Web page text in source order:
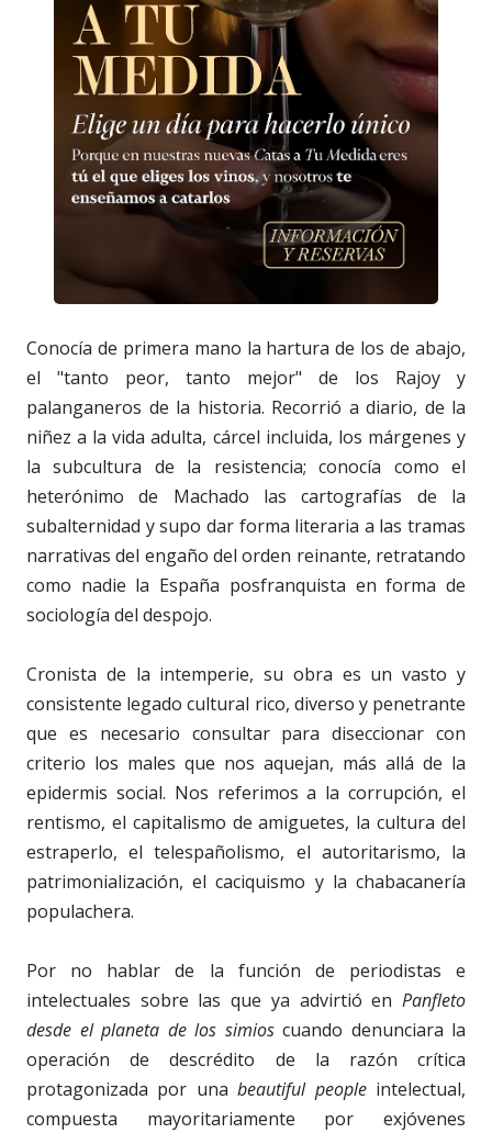
Conocía de primera mano la hartura de los de abajo,
el "tanto peor, tanto mejor" de los Rajoy y
palanganeros de la historia. Recorrió a diario, de la
niñez a la vida adulta, cárcel incluida, los márgenes y
la subcultura de la resistencia; conocía como el
heterónimo de Machado las cartografías de la
subalternidad y supo dar forma literaria a las tramas
narrativas del engaño del orden reinante, retratando
como nadie la España posfranquista en forma de
sociología del despojo.
Cronista de la intemperie, su obra es un vasto y
consistente legado cultural rico, diverso y penetrante
que es necesario consultar para diseccionar con
criterio los males que nos aquejan, más allá de la
epidermis social. Nos referimos a la corrupción, el
rentismo, el capitalismo de amiguetes, la cultura del
estraperlo, el telespañolismo, el autoritarismo, la
patrimonialización, el caciquismo y la chabacanería
populachera.
Por no hablar de la función de periodistas e
intelectuales sobre las que ya advirtió en Panfleto
desde el planeta de los simioscuando denunciara la
operación de descrédito de la razón crítica
protagonizada por unabeautiful people intelectual,
compuesta mayoritariamente por exjóvenes